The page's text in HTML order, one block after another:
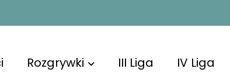
Rozgrywki III Liga IV Liga